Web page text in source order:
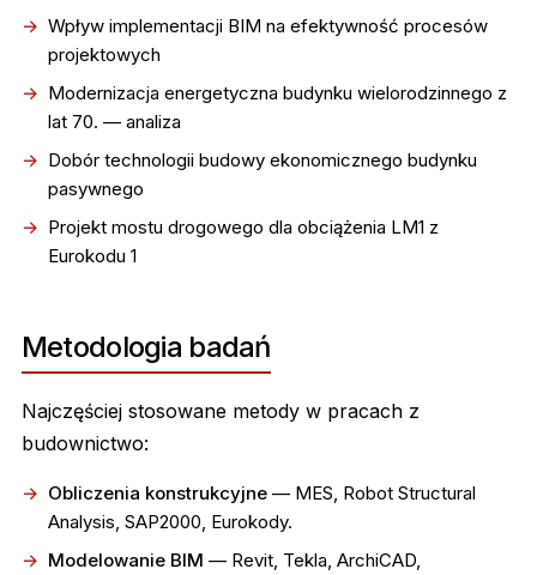
Wpływ implementacji BIM na efektywność procesów
projektowych
Modernizacja energetyczna budynku wielorodzinnego z
lat 70. — analiza
Dobór technologii budowy ekonomicznego budynku
pasywnego
Projekt mostu drogowego dla obciążenia LM1 z
Eurokodu 1
Metodologia badań
Najczęściej stosowane metody w pracach z
budownictwo:
Obliczenia konstrukcyjne— MES, Robot Structural
Analysis, SAP2000, Eurokody.
Modelowanie BIM — Revit, Tekla, ArchiCAD,